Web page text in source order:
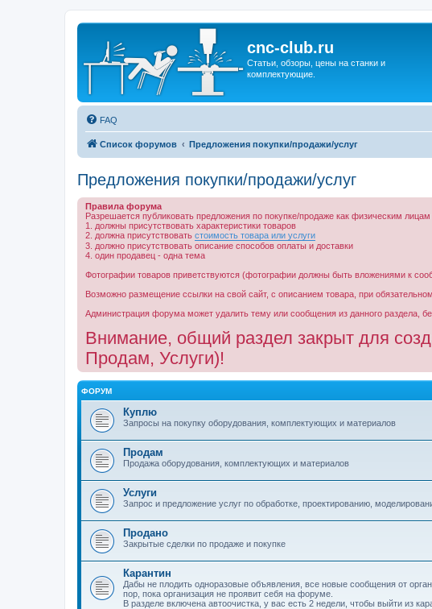
cnc-club.ru
Статьи, обзоры, цены на станки и
комплектующие.
FAQ
Список форумов Предложения покупки/продажи/услуг
Предложения покупки/продажи/услуг
Правила форума
Разрешается публиковать предложения по покупке/продаже как физическим
1. должны присутствовать характеристики товаров
2. должна присутствовать стоимость товара или услуги
3. должно присутствовать описание способов оплаты и доставки
4. один продавец - одна тема
Фотографии товаров приветствуются (фотографии должны быть вложениями к
Возможно размещение ссылки на свой сайт, с описанием товара, при
Администрация форума может удалить тему или сообщения из данного раздела,
Внимание, общий раздел закрыт для
Продам, Услуги)!
ФОРУМ
Куплю
Запросы на покупку оборудования, комплектующих и материалов
Продам
Продажа оборудования, комплектующих и материалов
Услуги
Запрос и предложение услуг по обработке, проектированию,
Продано
Закрытые сделки по продаже и покупке
Карантин
Дабы не плодить одноразовые объявления, все новые сообщения от
пор, пока организация не проявит себя на форуме.
В разделе включена автоочистка, у вас есть 2 недели, чтобы выйти из